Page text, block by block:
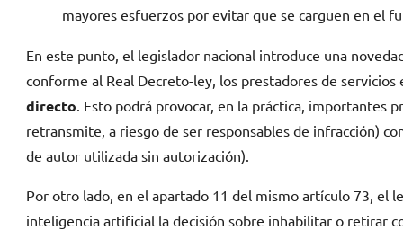
mayores esfuerzos por evitar que se carguen en el
En este punto, el legislador nacional introduce una
conforme al Real Decreto-ley, los prestadores de
directo. Esto podrá provocar, en la práctica, importantes
retransmite, a riesgo de ser responsables de infracción)
de autor utilizada sin autorización).
Por otro lado, en el apartado 11 del mismo artículo 73, el
inteligencia artificial la decisión sobre inhabilitar o retirar